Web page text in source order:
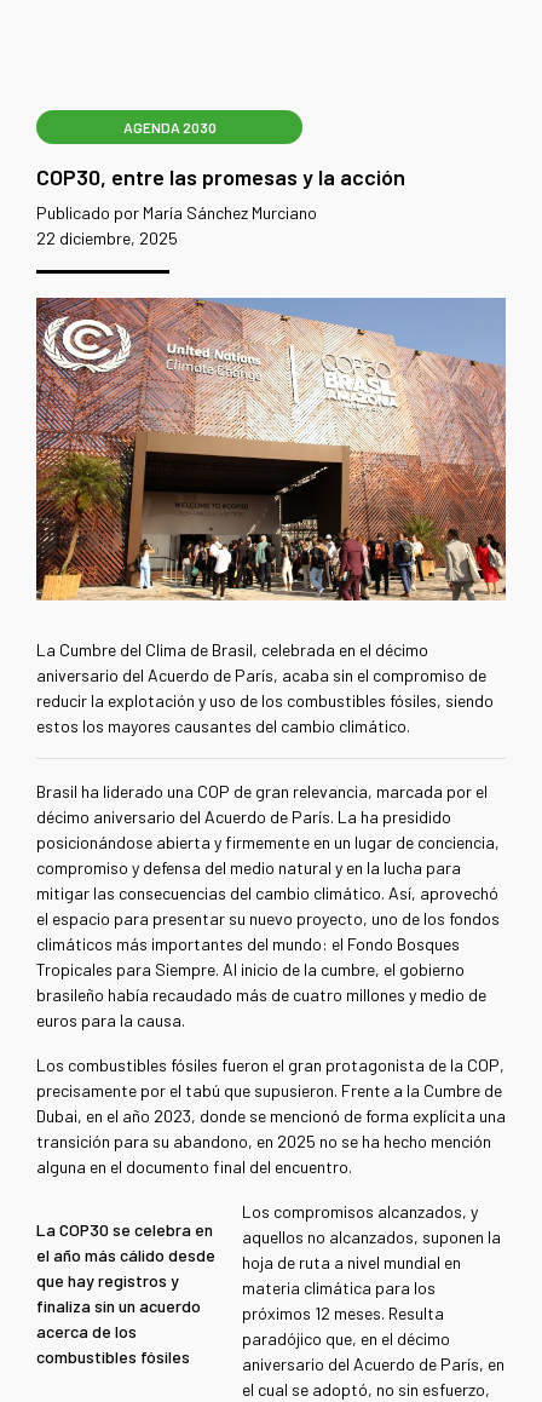
AGENDA 2030
COP30, entre las promesas y la acción
Publicado por María Sánchez Murciano
22 diciembre, 2025
La Cumbre del Clima de Brasil, celebrada en el décimo
aniversario del Acuerdo de París, acaba sin el compromiso de
reducir la explotación y uso de los combustibles fósiles, siendo
estos los mayores causantes del cambio climático.
Brasil ha liderado una COP de gran relevancia, marcada por el
décimo aniversario del Acuerdo de París. La ha presidido
posicionándose abierta y firmemente en un lugar de conciencia,
compromiso y defensa del medio natural y en la lucha para
mitigar las consecuencias del cambio climático. Así, aprovechó
el espacio para presentar su nuevo proyecto, uno de los fondos
climáticos más importantes del mundo: el Fondo Bosques
Tropicales para Siempre. Al inicio de la cumbre, el gobierno
brasileño había recaudado más de cuatro millones y medio de
euros para la causa.
Los combustibles fósiles fueron el gran protagonista de la COP,
precisamente por el tabú que supusieron. Frente a la Cumbre de
Dubai, en el año 2023, donde se mencionó de forma explícita una
transición para su abandono, en 2025 no se ha hecho mención
alguna en el documento final del encuentro.
La COP30 se celebra en
el año más cálido desde
que hay registros y
finaliza sin un acuerdo
acerca de los
combustibles fósiles
Los compromisos alcanzados, y
aquellos no alcanzados, suponen la
hoja de ruta a nivel mundial en
materia climática para los
próximos 12 meses. Resulta
paradójico que, en el décimo
aniversario del Acuerdo de París, en
el cual se adoptó, no sin esfuerzo,